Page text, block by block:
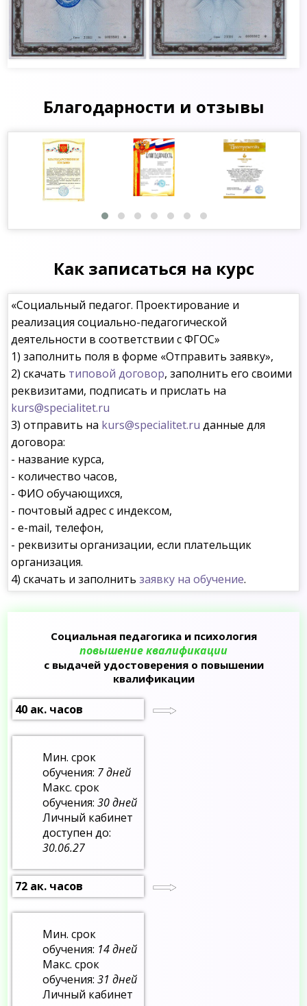
Благодарности и отзывы
Как записаться на курс
«Социальный педагог. Проектирование и
реализация социально-педагогической
деятельности в соответствии с ФГОС»
1) заполнить поля в форме «Отправить заявку»,
2) скачать типовой договор, заполнить его своими
реквизитами, подписать и прислать на
kurs@specialitet.ru
3) отправить на kurs@specialitet.ru данные для
договора:
- название курса,
- количество часов,
- ФИО обучающихся,
- почтовый адрес с индексом,
- e-mail, телефон,
- реквизиты организации, если плательщик
организация.
4) скачать и заполнитьзаявку на обучение.
Социальная педагогика и психология
повышение квалификации
с выдачей удостоверения о повышении
квалификации
40 ак. часов
Мин. срок
обучения: 7 дней
Макс. срок
обучения:30 дней
Личный кабинет
доступен до:
30.06.27
72 ак. часов
Мин. срок
обучения: 14 дней
Макс. срок
обучения:31 дней
Личный кабинет